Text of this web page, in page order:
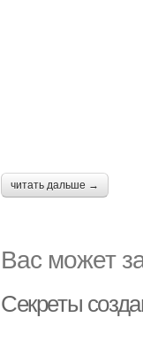
читать дальше →
Вас может
Секреты